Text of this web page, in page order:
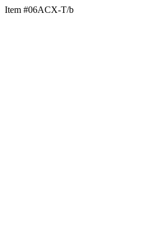
Item #06ACX-T/b